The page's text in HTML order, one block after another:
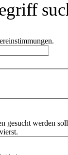
gesucht werden